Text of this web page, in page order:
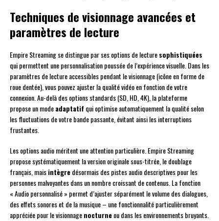
Techniques de visionnage avancées et
paramètres de lecture
Empire Streaming se distingue par ses options de lecturesophistiquées
qui permettent une personnalisation poussée de l’expérience visuelle. Dans les
paramètres de lecture accessibles pendant le visionnage (icône en forme de
roue dentée), vous pouvez ajuster la qualité vidéo en fonction de votre
connexion. Au-delà des options standards (SD, HD, 4K), la plateforme
propose un modeadaptatif qui optimise automatiquement la qualité selon
les fluctuations de votre bande passante, évitant ainsi les interruptions
frustantes.
Les options audio méritent une attention particulière. Empire Streaming
propose systématiquement la version originale sous-titrée, le doublage
français, maisintègredésormais des pistes audio descriptives pour les
personnes malvoyantes dans un nombre croissant de contenus. La fonction
« Audio personnalisé » permet d’ajuster séparément le volume des dialogues,
des effets sonores et de la musique – une fonctionnalité particulièrement
appréciée pour le visionnagenocturneou dans les environnements bruyants.